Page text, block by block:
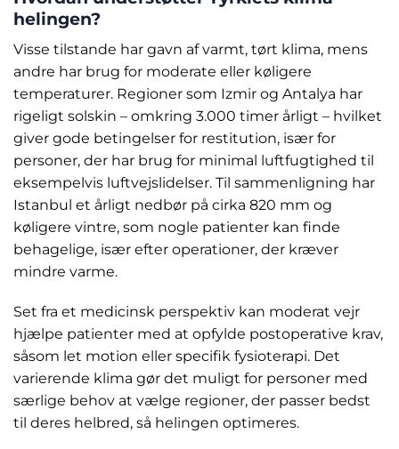
helingen?
Visse tilstande har gavn af varmt, tørt klima, mens
andre har brug for moderate eller køligere
temperaturer. Regioner som Izmir og Antalya har
rigeligt solskin – omkring 3.000 timer årligt – hvilket
giver gode betingelser for restitution, især for
personer, der har brug for minimal luftfugtighed til
eksempelvis luftvejslidelser. Til sammenligning har
Istanbul et årligt nedbør på cirka 820 mm og
køligere vintre, som nogle patienter kan finde
behagelige, især efter operationer, der kræver
mindre varme.
Set fra et medicinsk perspektiv kan moderat vejr
hjælpe patienter med at opfylde postoperative krav,
såsom let motion eller specifik fysioterapi. Det
varierende klima gør det muligt for personer med
særlige behov at vælge regioner, der passer bedst
til deres helbred, så helingen optimeres.